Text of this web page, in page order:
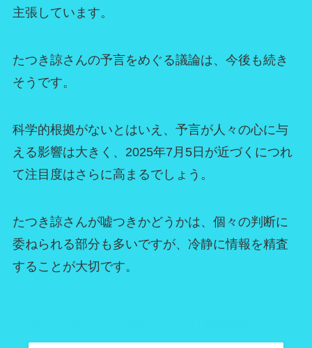
主張しています。
たつき諒さんの予言をめぐる議論は、今後も続き
そうです。
科学的根拠がないとはいえ、予言が人々の心に与
える影響は大きく、2025年7月5日が近づくにつれ
て注目度はさらに高まるでしょう。
たつき諒さんが嘘つきかどうかは、個々の判断に
委ねられる部分も多いですが、冷静に情報を精査
することが大切です。